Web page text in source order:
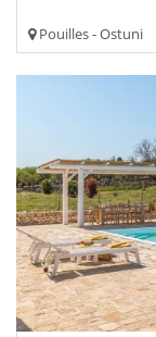
Pouilles - Ostuni